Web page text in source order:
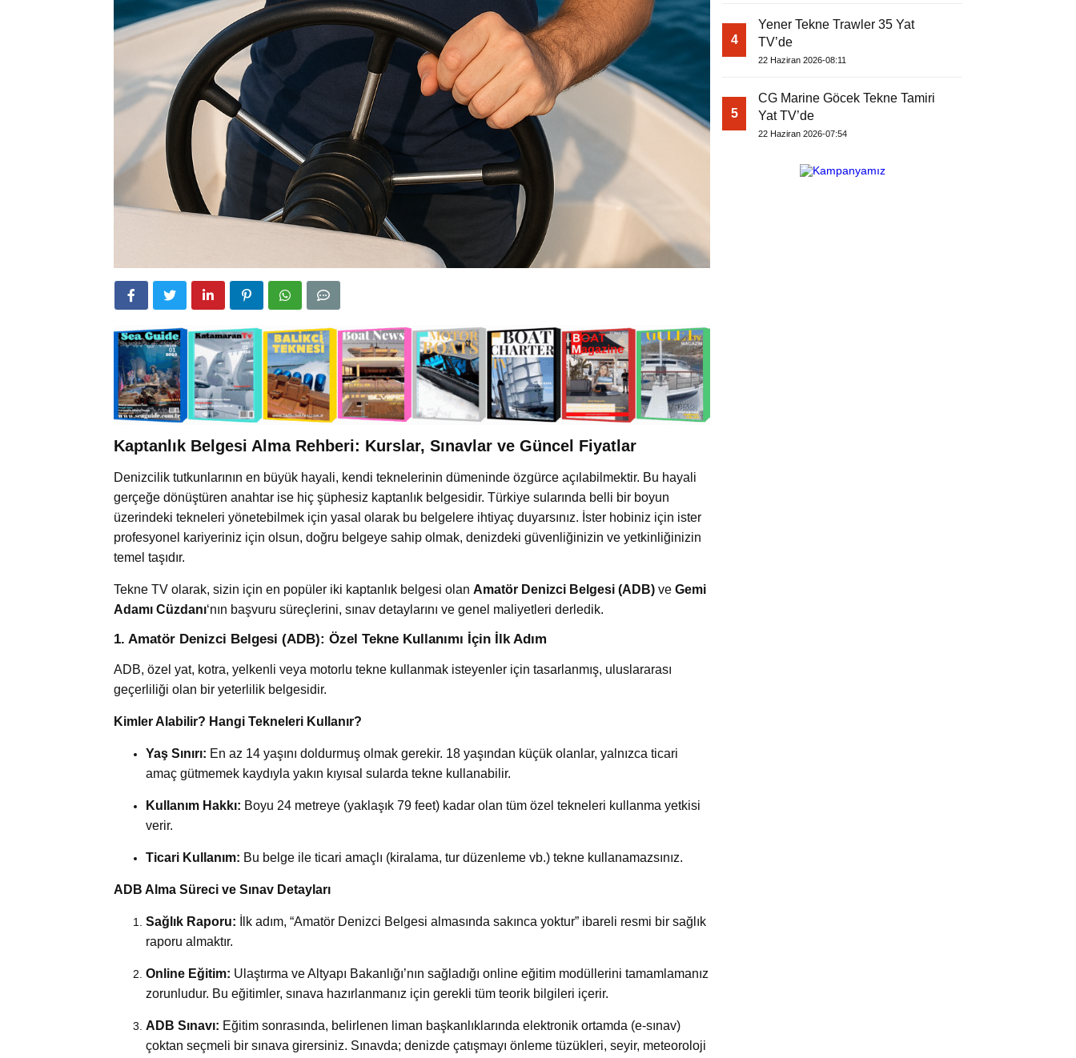
Kaptanlık Belgesi Alma Rehberi: Kurslar, Sınavlar ve Güncel Fiyatlar
Denizcilik tutkunlarının en büyük hayali, kendi teknelerinin dümeninde özgürce açılabilmektir. Bu hayali
gerçeğe dönüştüren anahtar ise hiç şüphesiz kaptanlık belgesidir. Türkiye sularında belli bir boyun
üzerindeki tekneleri yönetebilmek için yasal olarak bu belgelere ihtiyaç duyarsınız. İster hobiniz için ister
profesyonel kariyeriniz için olsun, doğru belgeye sahip olmak, denizdeki güvenliğinizin ve yetkinliğinizin
temel taşıdır.
Tekne TV olarak, sizin için en popüler iki kaptanlık belgesi olan Amatör Denizci Belgesi (ADB) ve Gemi
Adamı Cüzdanı‘nın başvuru süreçlerini, sınav detaylarını ve genel maliyetleri derledik.
1. Amatör Denizci Belgesi (ADB): Özel Tekne Kullanımı İçin İlk Adım
ADB, özel yat, kotra, yelkenli veya motorlu tekne kullanmak isteyenler için tasarlanmış, uluslararası
geçerliliği olan bir yeterlilik belgesidir.
Kimler Alabilir? Hangi Tekneleri Kullanır?
Yaş Sınırı: En az 14 yaşını doldurmuş olmak gerekir. 18 yaşından küçük olanlar, yalnızca ticari
amaç gütmemek kaydıyla yakın kıyısal sularda tekne kullanabilir.
Kullanım Hakkı: Boyu 24 metreye (yaklaşık 79 feet) kadar olan tüm özel tekneleri kullanma yetkisi
verir.
Ticari Kullanım: Bu belge ile ticari amaçlı (kiralama, tur düzenleme vb.) tekne kullanamazsınız.
ADB Alma Süreci ve Sınav Detayları
Sağlık Raporu: İlk adım, “Amatör Denizci Belgesi almasında sakınca yoktur” ibareli resmi bir sağlık
raporu almaktır.
Online Eğitim: Ulaştırma ve Altyapı Bakanlığı’nın sağladığı online eğitim modüllerini tamamlamanız
zorunludur. Bu eğitimler, sınava hazırlanmanız için gerekli tüm teorik bilgileri içerir.
ADB Sınavı: Eğitim sonrasında, belirlenen liman başkanlıklarında elektronik ortamda (e-sınav)
çoktan seçmeli bir sınava girersiniz. Sınavda; denizde çatışmayı önleme tüzükleri, seyir, meteoroloji
4
Yener Tekne Trawler 35 Yat
TV’de
22 Haziran 2026-08:11
5
CG Marine Göcek Tekne Tamiri
Yat TV’de
22 Haziran 2026-07:54